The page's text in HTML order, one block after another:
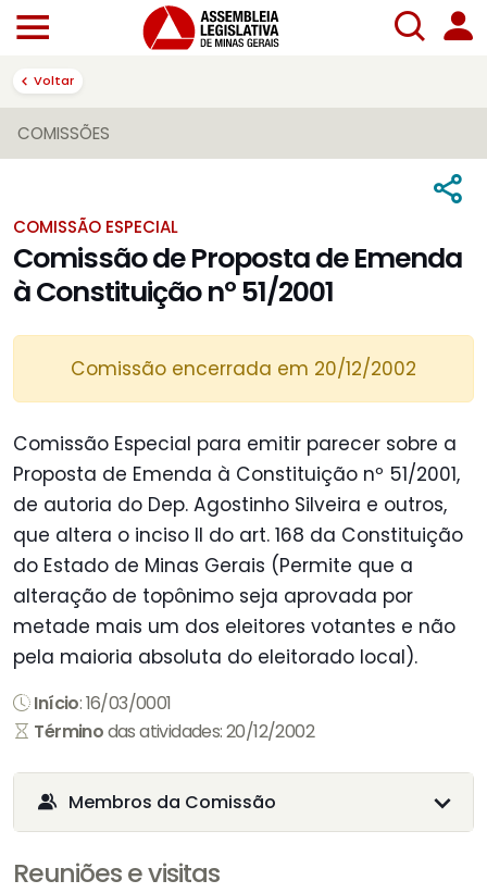
Voltar
COMISSÕES
COMISSÃO ESPECIAL
Comissão de Proposta de Emenda
à Constituição nº 51/2001
Comissão encerrada em 20/12/2002
Comissão Especial para emitir parecer sobre a
Proposta de Emenda à Constituição nº 51/2001,
de autoria do Dep. Agostinho Silveira e outros,
que altera o inciso II do art. 168 da Constituição
do Estado de Minas Gerais (Permite que a
alteração de topônimo seja aprovada por
metade mais um dos eleitores votantes e não
pela maioria absoluta do eleitorado local).
Início: 16/03/0001
Términodas atividades: 20/12/2002
Membros da Comissão
Reuniões e visitas